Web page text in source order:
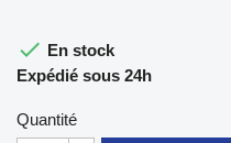
 En stock
Expédié sous 24h
Quantité